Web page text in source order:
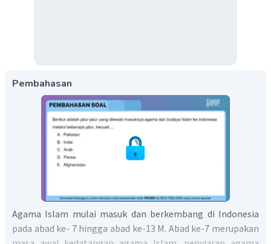
Pembahasan
Agama Islam mulai masuk dan berkembang di Indonesia
pada abad ke- 7 hingga abad ke-13 M. Abad ke-7 merupakan